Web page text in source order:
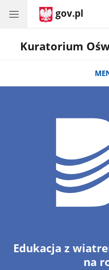
gov.pl
Kuratorium
Edukacja z
na